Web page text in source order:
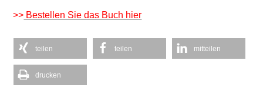
>> Bestellen Sie das Buch hier
teilen teilen mitteilen
drucken